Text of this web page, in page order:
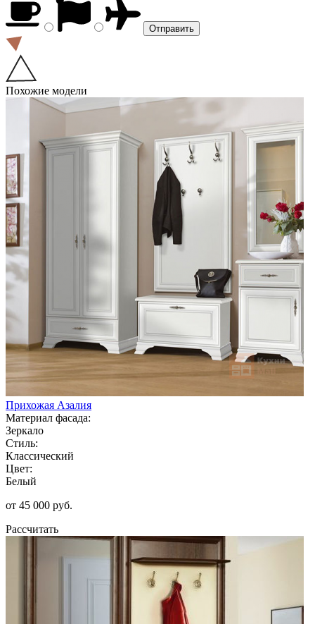
Похожие модели
Прихожая Азалия
Материал фасада:
Зеркало
Стиль:
Классический
Цвет:
Белый
от 45 000 руб.
Рассчитать